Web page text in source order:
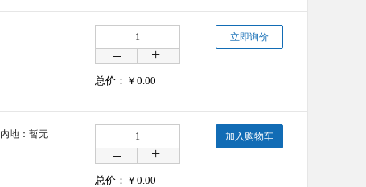
总价：￥ 0.00
立即询价
内地：暂无
总价：￥ 0.00
加入购物车